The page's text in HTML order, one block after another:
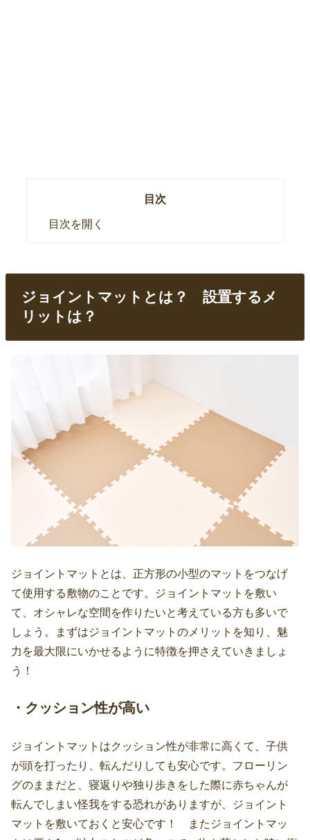
目次
目次を開く
ジョイントマットとは？ 設置するメ
リットは？
ジョイントマットとは、正方形の小型のマットをつなげ
て使用する敷物のことです。ジョイントマットを敷い
て、オシャレな空間を作りたいと考えている方も多いで
しょう。まずはジョイントマットのメリットを知り、魅
力を最大限にいかせるように特徴を押さえていきましょ
う！
・クッション性が高い
ジョイントマットはクッション性が非常に高くて、子供
が頭を打ったり、転んだりしても安心です。フローリン
グのままだと、寝返りや独り歩きをした際に赤ちゃんが
転んでしまい怪我をする恐れがありますが、ジョイント
マットを敷いておくと安心です！ またジョイントマッ